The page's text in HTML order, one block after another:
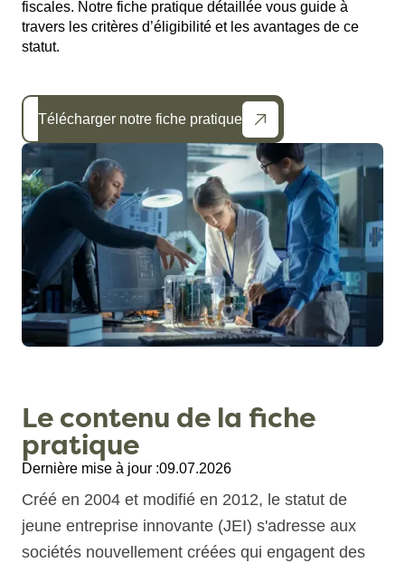
fiscales. Notre fiche pratique détaillée vous guide à
travers les critères d’éligibilité et les avantages de ce
statut.
Télécharger notre fiche pratique
Le contenu de la fiche
pratique
Dernière mise à jour :09.07.2026
Créé en 2004 et modifié en 2012, le statut de
jeune entreprise innovante (JEI) s'adresse aux
sociétés nouvellement créées qui engagent des